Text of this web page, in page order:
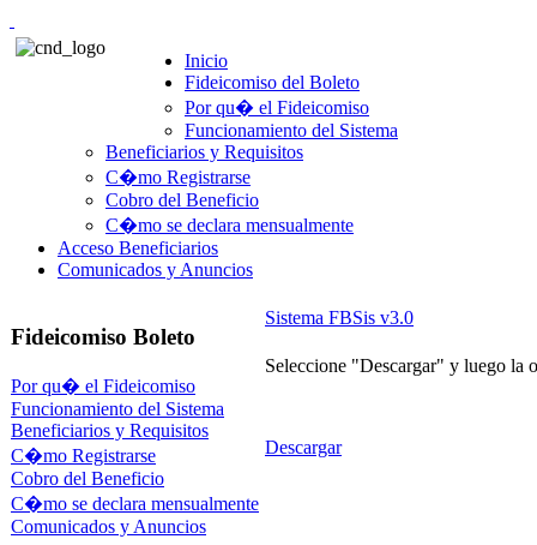
Inicio
Fideicomiso del Boleto
Por qu� el Fideicomiso
Funcionamiento del Sistema
Beneficiarios y Requisitos
C�mo Registrarse
Cobro del Beneficio
C�mo se declara mensualmente
Acceso Beneficiarios
Comunicados y Anuncios
Fideicomiso Boleto
Por qu� el Fideicomiso
Funcionamiento del Sistema
Beneficiarios y Requisitos
C�mo Registrarse
Cobro del Beneficio
C�mo se declara mensualmente
Comunicados y Anuncios
Sistema FBSis v3.0
Seleccione "Descargar" y luego la
Descargar